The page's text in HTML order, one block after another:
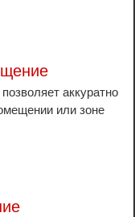
аккуратно
или зоне